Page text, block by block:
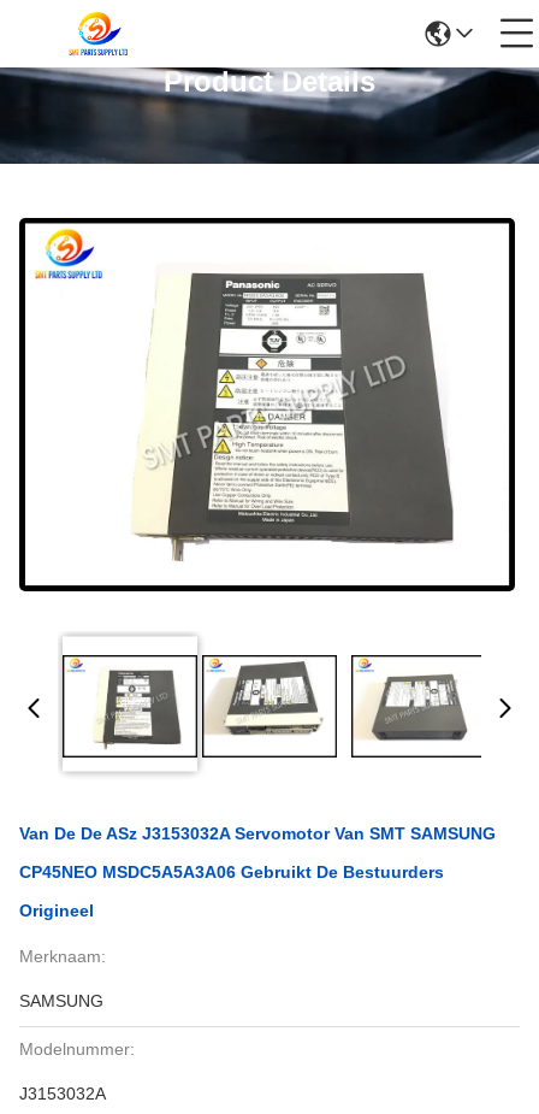
Product Details
Van De De ASz J3153032A Servomotor Van SMT SAMSUNG
CP45NEO MSDC5A5A3A06 Gebruikt De Bestuurders
Origineel
Merknaam:
SAMSUNG
Modelnummer:
J3153032A